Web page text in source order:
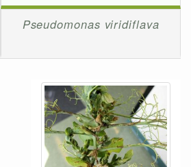
Pseudomonas viridiflava